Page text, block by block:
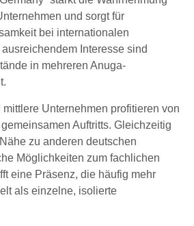
und sorgt für
bei internationalen
Interesse sind
in mehreren Anuga-
Unternehmen profitieren von
Auftritts. Gleichzeitig
zu anderen deutschen
Möglichkeiten zum fachlichen
eine Präsenz, die häufig mehr
als einzelne, isolierte